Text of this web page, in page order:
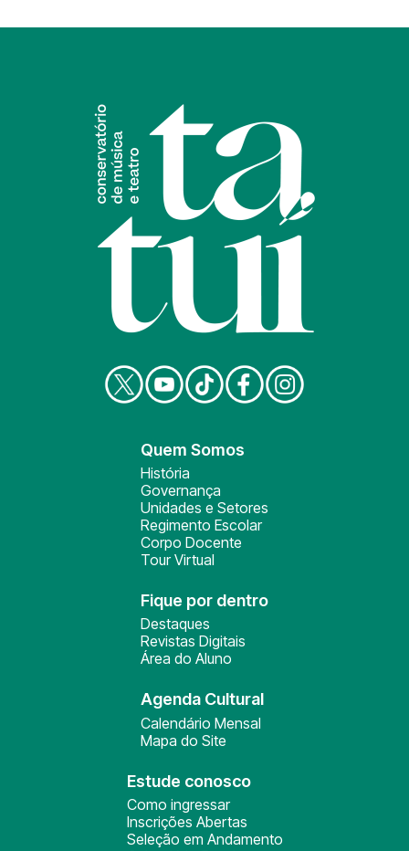
Quem Somos
História
Governança
Unidades e Setores
Regimento Escolar
Corpo Docente
Tour Virtual
Fique por dentro
Destaques
Revistas Digitais
Área do Aluno
Agenda Cultural
Calendário Mensal
Mapa do Site
Estude conosco
Como ingressar
Inscrições Abertas
Seleção em Andamento